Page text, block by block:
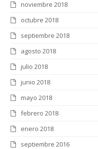
noviembre 2018
octubre 2018
septiembre 2018
agosto 2018
julio 2018
junio 2018
mayo 2018
febrero 2018
enero 2018
septiembre 2016